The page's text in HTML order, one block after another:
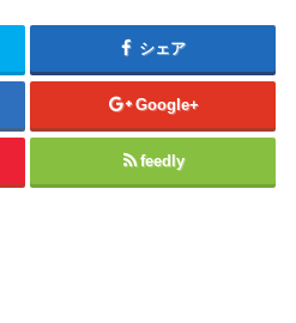
シェア
Google+
feedly